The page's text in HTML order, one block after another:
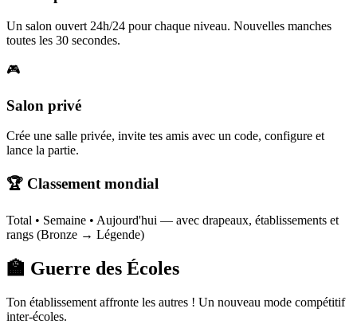
Un salon ouvert 24h/24 pour chaque niveau. Nouvelles manches
toutes les 30 secondes.
🎮
Salon privé
Crée une salle privée, invite tes amis avec un code, configure et
lance la partie.
🏆 Classement mondial
Total • Semaine • Aujourd'hui — avec drapeaux, établissements et
rangs (Bronze → Légende)
🏫 Guerre des Écoles
Ton établissement affronte les autres ! Un nouveau mode compétitif
inter-écoles.